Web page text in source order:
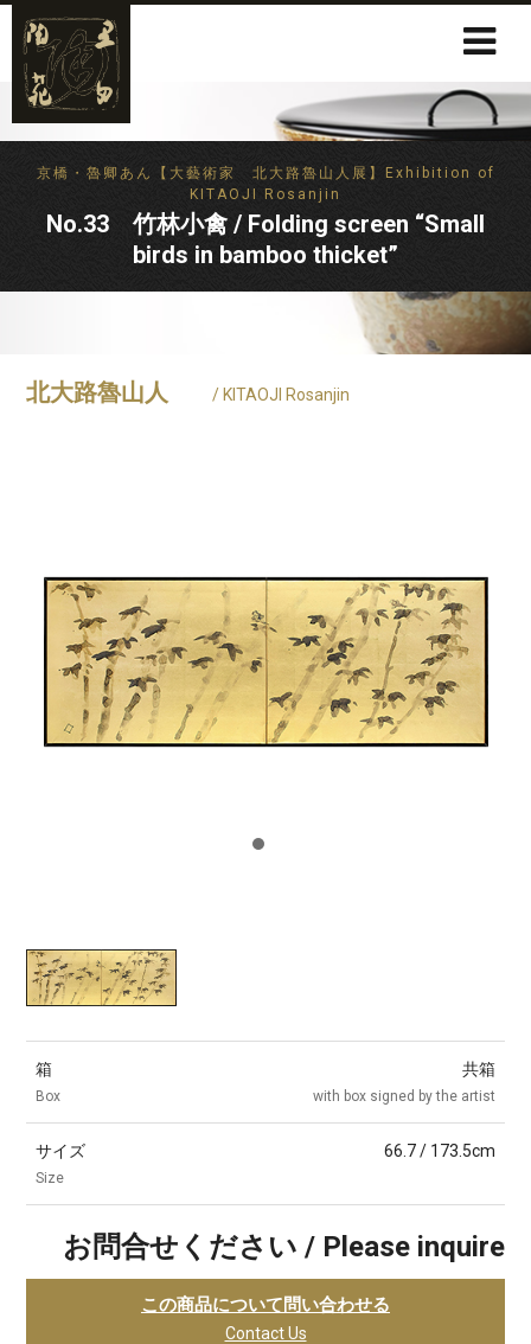
京橋・魯卿あん【大藝術家 北大路魯山人展】Exhibition of
KITAOJI Rosanjin
No.33 竹林小禽 / Folding screen “Small
birds in bamboo thicket”
北大路魯山人 / KITAOJI Rosanjin
箱
Box
共箱
with box signed by the artist
サイズ
Size
66.7 / 173.5cm
お問合せください / Please inquire
この商品について問い合わせる
Contact Us